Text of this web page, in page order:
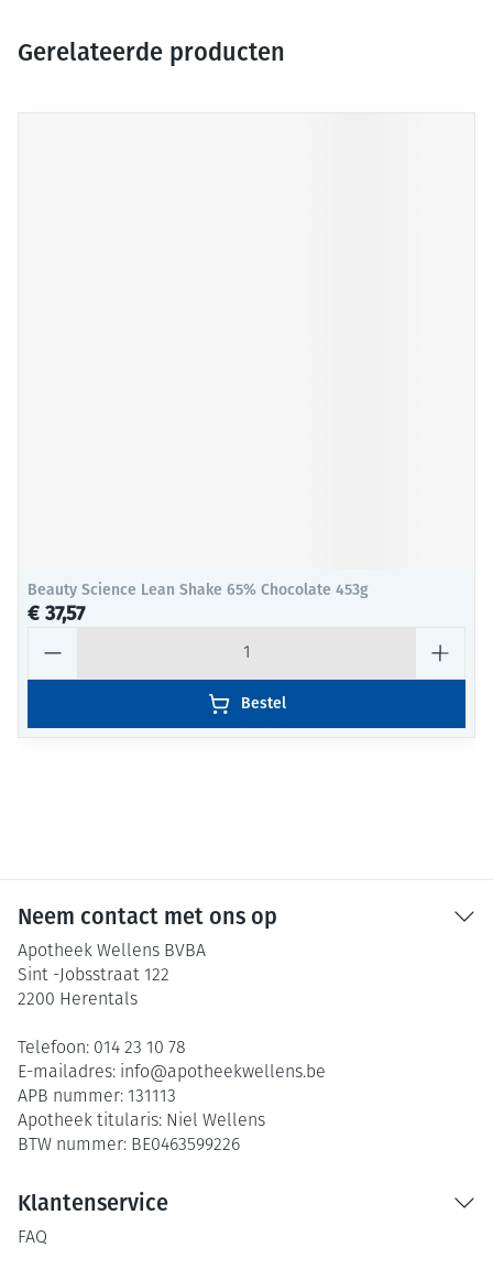
Gerelateerde producten
Beauty Science Lean Shake 65% Chocolate 453g
€ 37,57
Bestel
Neem contact met ons op
Apotheek Wellens BVBA
Sint -Jobsstraat 122
2200 Herentals
Telefoon: 014 23 10 78
E-mailadres: info@apotheekwellens.be
APB nummer: 131113
Apotheek titularis: Niel Wellens
BTW nummer: BE0463599226
Klantenservice
FAQ